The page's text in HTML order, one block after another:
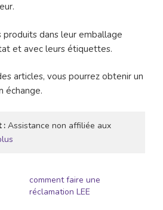
dans leur emballage
et avec leurs étiquettes.
articles, vous pourrez obtenir un
échange.
: Assistance non affiliée aux
comment faire une
réclamation LEE